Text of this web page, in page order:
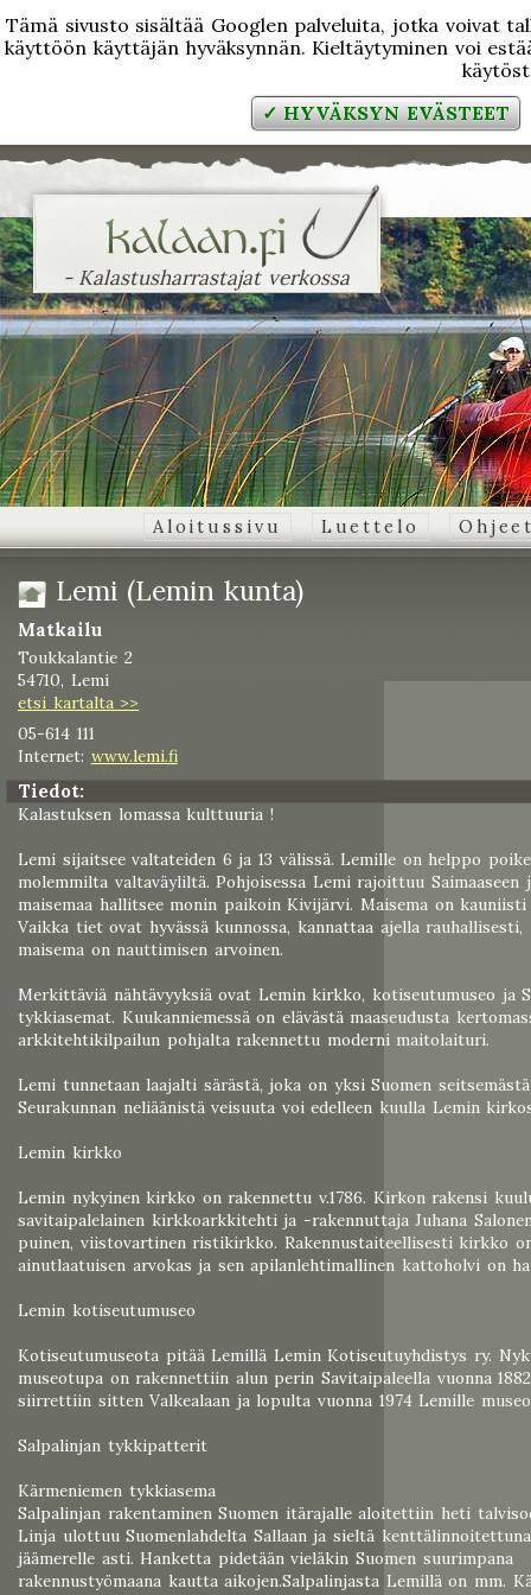
Tämä sivusto sisältää Googlen palveluita, jotka voivat
käyttöön käyttäjän hyväksynnän. Kieltäytyminen voi
✓ HYVÄKSYN EVÄSTEET
- Kalastusharrastajat verkossa
Aloitussivu Luettelo
Lemi (Lemin kunta)
Matkailu
Toukkalantie 2
54710, Lemi
etsi kartalta >>
05-614 111
Internet: www.lemi.fi
Tiedot:
Kalastuksen lomassa kulttuuria !
Lemi sijaitsee valtateiden 6 ja 13 välissä. Lemille on helppo
molemmilta valtaväyliltä. Pohjoisessa Lemi rajoittuu Saimaaseen
maisemaa hallitsee monin paikoin Kivijärvi. Maisema on kauniisti
Vaikka tiet ovat hyvässä kunnossa, kannattaa ajella rauhallisesti,
maisema on nauttimisen arvoinen.
Merkittäviä nähtävyyksiä ovat Lemin kirkko, kotiseutumuseo ja
tykkiasemat. Kuukanniemessä on elävästä maaseudusta
arkkitehtikilpailun pohjalta rakennettu moderni maitolaituri.
Lemi tunnetaan laajalti särästä, joka on yksi Suomen
Seurakunnan neliäänistä veisuuta voi edelleen kuulla Lemin
Lemin kirkko
Lemin nykyinen kirkko on rakennettu v.1786. Kirkon rakensi
savitaipalelainen kirkkoarkkitehti ja -rakennuttaja Juhana
puinen, viistovartinen ristikirkko. Rakennustaiteellisesti kirkko
ainutlaatuisen arvokas ja sen apilanlehtimallinen kattoholvi on
Lemin kotiseutumuseo
Kotiseutumuseota pitää Lemillä Lemin Kotiseutuyhdistys ry.
museotupa on rakennettiin alun perin Savitaipaleella vuonna
siirrettiin sitten Valkealaan ja lopulta vuonna 1974 Lemille
Salpalinjan tykkipatterit
Kärmeniemen tykkiasema
Salpalinjan rakentaminen Suomen itärajalle aloitettiin heti
Linja ulottuu Suomenlahdelta Sallaan ja sieltä
jäämerelle asti. Hanketta pidetään vieläkin Suomen suurimpana
rakennustyömaana kautta aikojen.Salpalinjasta Lemillä on mm.